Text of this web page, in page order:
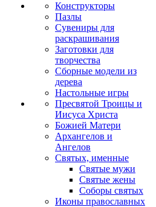
Конструкторы
Пазлы
Сувениры для
раскрашивания
Заготовки для
творчества
Сборные модели из
дерева
Настольные игры
Пресвятой Троицы и
Иисуса Христа
Божией Матери
Архангелов и
Ангелов
Святых, именные
Святые мужи
Святые жены
Соборы святых
Иконы православных